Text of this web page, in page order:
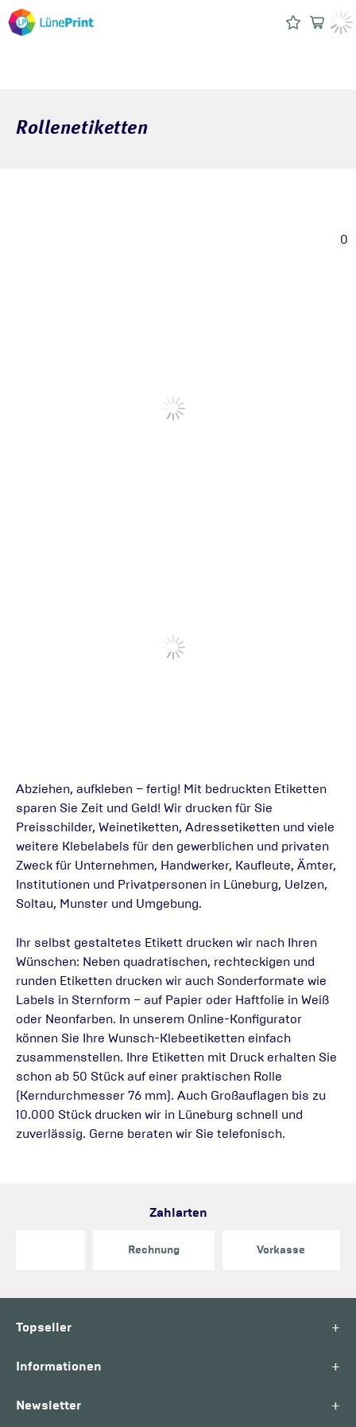
Rollenetiketten
0
Abziehen, aufkleben – fertig! Mit bedruckten Etiketten
sparen Sie Zeit und Geld! Wir drucken für Sie
Preisschilder, Weinetiketten, Adressetiketten und viele
weitere Klebelabels für den gewerblichen und privaten
Zweck für Unternehmen, Handwerker, Kaufleute, Ämter,
Institutionen und Privatpersonen in Lüneburg, Uelzen,
Soltau, Munster und Umgebung.
Ihr selbst gestaltetes Etikett drucken wir nach Ihren
Wünschen: Neben quadratischen, rechteckigen und
runden Etiketten drucken wir auch Sonderformate wie
Labels in Sternform – auf Papier oder Haftfolie in Weiß
oder Neonfarben. In unserem Online-Konfigurator
können Sie Ihre Wunsch-Klebeetiketten einfach
zusammenstellen. Ihre Etiketten mit Druck erhalten Sie
schon ab 50 Stück auf einer praktischen Rolle
(Kerndurchmesser 76 mm). Auch Großauflagen bis zu
10.000 Stück drucken wir in Lüneburg schnell und
zuverlässig. Gerne beraten wir Sie telefonisch.
Zahlarten
Rechnung Vorkasse
Topseller +
Informationen +
Newsletter +